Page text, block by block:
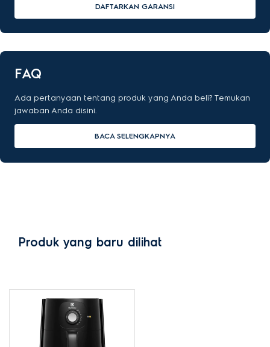
DAFTARKAN GARANSI
FAQ
Ada pertanyaan tentang produk yang Anda beli? Temukan
jawaban Anda disini.
BACA SELENGKAPNYA
Produk yang baru dilihat